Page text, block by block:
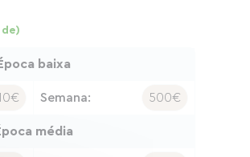
baixa
Semana: 500€
média